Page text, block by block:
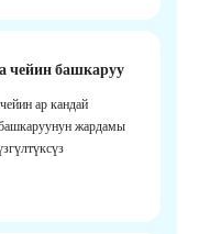
чейин башкаруу
ар кандай
жардамы